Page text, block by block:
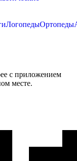
ЛогопедыОртопеды
с приложением
месте.